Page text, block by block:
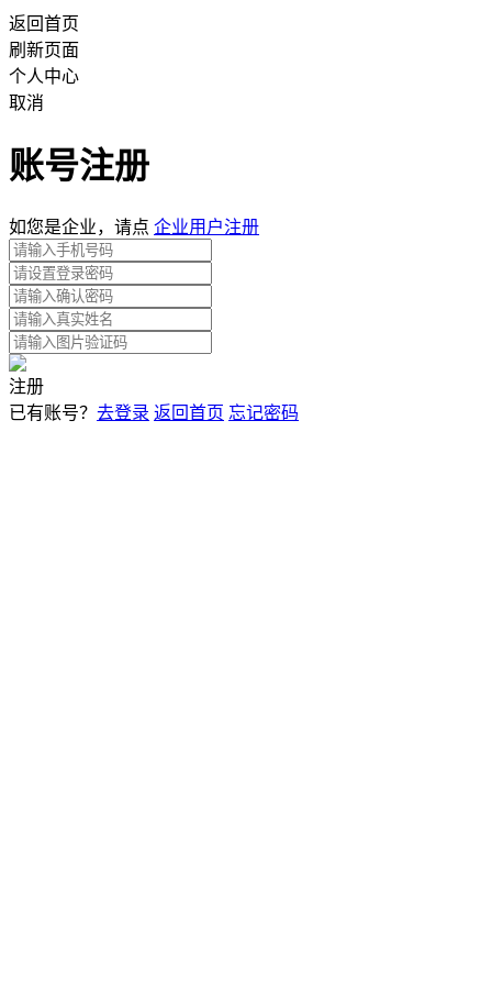
返回首页
刷新页面
个人中心
取消
账号注册
如您是企业，请点 企业用户注册
注册
已有账号？ 去登录 返回首页 忘记密码